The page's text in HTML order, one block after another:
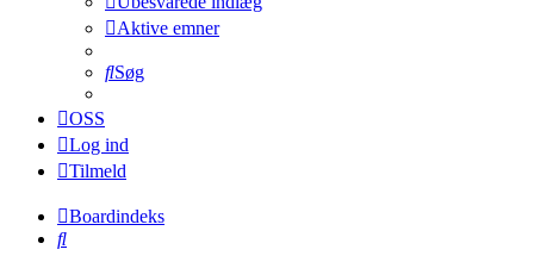
Aktive emner
Søg
OSS
Log ind
Tilmeld
Boardindeks
Søg